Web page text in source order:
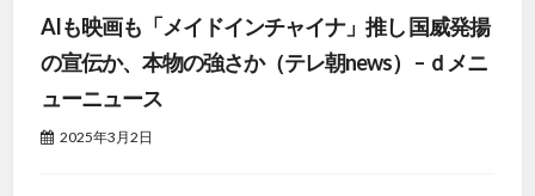
AIも映画も「メイドインチャイナ」推し 国威発揚
の宣伝か、本物の強さか（テレ朝news） – ｄメニ
ューニュース
2025年3月2日